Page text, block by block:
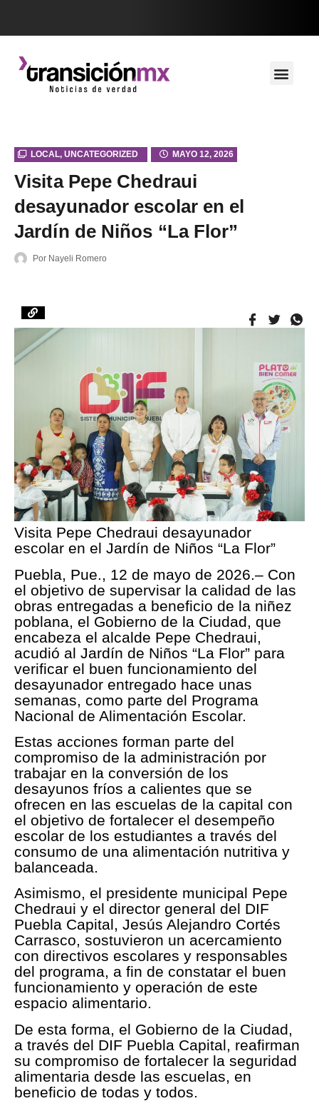
LOCAL, UNCATEGORIZED MAYO 12, 2026
Visita Pepe Chedraui
desayunador escolar en el
Jardín de Niños “La Flor”
Por Nayeli Romero
Visita Pepe Chedraui desayunador
escolar en el Jardín de Niños “La Flor”
Puebla, Pue., 12 de mayo de 2026.– Con
el objetivo de supervisar la calidad de las
obras entregadas a beneficio de la niñez
poblana, el Gobierno de la Ciudad, que
encabeza el alcalde Pepe Chedraui,
acudió al Jardín de Niños “La Flor” para
verificar el buen funcionamiento del
desayunador entregado hace unas
semanas, como parte del Programa
Nacional de Alimentación Escolar.
Estas acciones forman parte del
compromiso de la administración por
trabajar en la conversión de los
desayunos fríos a calientes que se
ofrecen en las escuelas de la capital con
el objetivo de fortalecer el desempeño
escolar de los estudiantes a través del
consumo de una alimentación nutritiva y
balanceada.
Asimismo, el presidente municipal Pepe
Chedraui y el director general del DIF
Puebla Capital, Jesús Alejandro Cortés
Carrasco, sostuvieron un acercamiento
con directivos escolares y responsables
del programa, a fin de constatar el buen
funcionamiento y operación de este
espacio alimentario.
De esta forma, el Gobierno de la Ciudad,
a través del DIF Puebla Capital, reafirman
su compromiso de fortalecer la seguridad
alimentaria desde las escuelas, en
beneficio de todas y todos.